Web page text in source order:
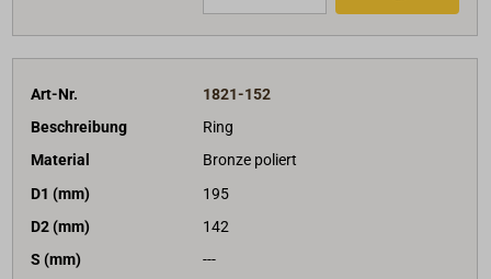
Art-Nr.
1821-152
Beschreibung
Ring
Material
Bronze poliert
D1 (mm)
195
D2 (mm)
142
S (mm)
---